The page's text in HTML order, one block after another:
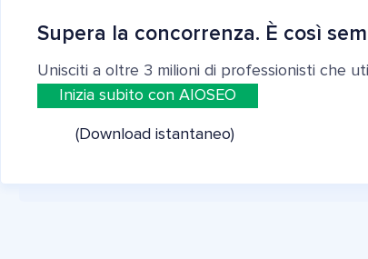
Supera la concorrenza. È così
Unisciti a oltre 3 milioni di professionisti che
Inizia subito con AIOSEO
(Download istantaneo)